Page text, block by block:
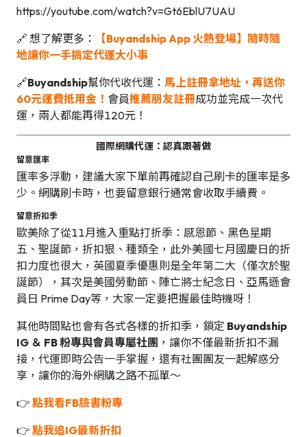
https://youtube.com/watch?v=Gt6EblU7UAU
🔗 想了解更多：
【Buyandship App 火熱登場】隨時隨
地讓你一手搞定代運大小事
🔗Buyandship幫你代收代運： 馬上註冊拿地址，再送你
60元運費抵用金！ 會員推薦朋友註冊成功並完成一次代
運，兩人都能再得120元！
國際網購代運：認真跟著做
留意匯率
匯率多浮動，建議大家下單前再確認自己刷卡的匯率是多
少。網購刷卡時，也要留意銀行通常會收取手續費。
留意折扣季
歐美除了從11月進入重點打折季：感恩節、黑色星期
五、聖誕節，折扣狠、種類全，此外美國七月國慶日的折
扣力度也很大，英國夏季優惠則是全年第二大（僅次於聖
誕節），其次是美國勞動節、陣亡將士紀念日、亞馬遜會
員日 Prime Day等，大家一定要把握最佳時機呀！
其他時間點也會有各式各樣的折扣季，鎖定 Buyandship
IG ＆ FB 粉專與會員專屬社團 ，讓你不僅最新折扣不漏
接，代運即時公告一手掌握，還有社團團友一起解惑分
享，讓你的海外網購之路不孤單～
👉 點我看FB臉書粉專
👉 點我追IG最新折扣